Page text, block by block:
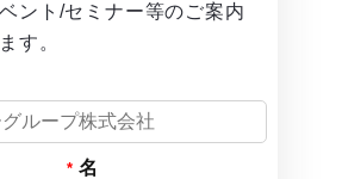
ント/セミナー等のご案内
す。
名